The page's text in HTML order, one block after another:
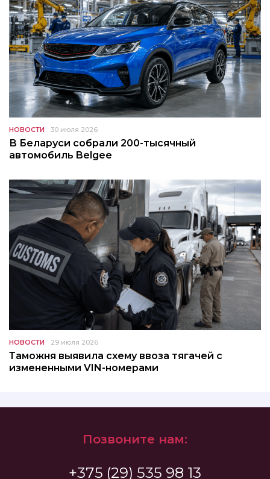
НОВОСТИ 30 июля 2026
В Беларуси собрали 200-тысячный
автомобиль Belgee
НОВОСТИ 29 июля 2026
Таможня выявила схему ввоза тягачей с
измененными VIN-номерами
Позвоните нам:
+375 (29) 535 98 13